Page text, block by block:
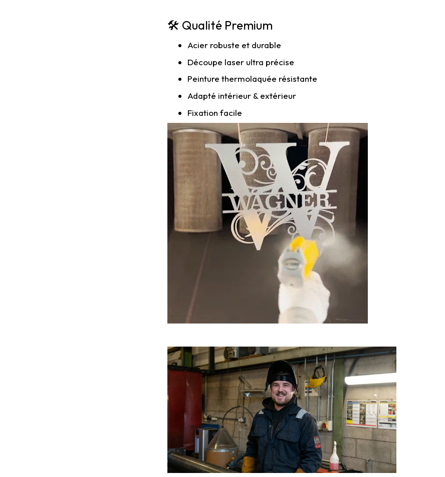
🛠 Qualité Premium
Acier robuste et durable
Découpe laser ultra précise
Peinture thermolaquée résistante
Adapté intérieur & extérieur
Fixation facile